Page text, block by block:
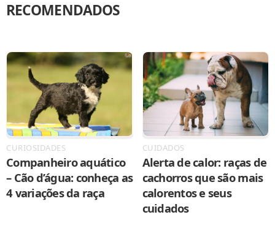
RECOMENDADOS
CURIOSIDADES
Companheiro aquático
– Cão d’água: conheça as
4 variações da raça
CUIDADOS
Alerta de calor: raças de
cachorros que são mais
calorentos e seus
cuidados